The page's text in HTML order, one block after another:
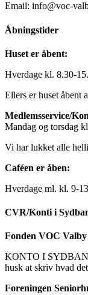
Email: info@voc-
Åbningstider
Huset er åbent:
Hverdage kl. 8.30-
Ellers er huset åbent
Medlemsservice/
Mandag og torsdag
Vi har lukket alle
Caféen er åben:
Hverdage ml. kl. 9-
CVR/Konti i
Fonden VOC
KONTO I
husk at skriv hvad
Foreningen